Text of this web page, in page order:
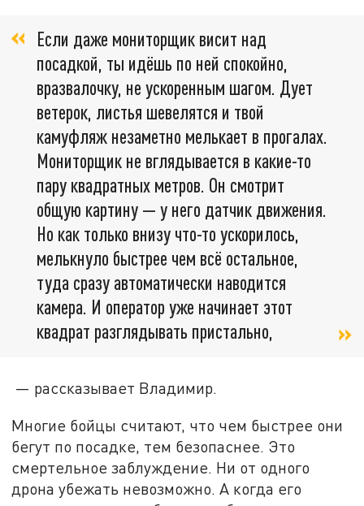
Если даже мониторщик висит над
посадкой, ты идёшь по ней спокойно,
вразвалочку, не ускоренным шагом. Дует
ветерок, листья шевелятся и твой
камуфляж незаметно мелькает в прогалах.
Мониторщик не вглядывается в какие-то
пару квадратных метров. Он смотрит
общую картину — у него датчик движения.
Но как только внизу что-то ускорилось,
мелькнуло быстрее чем всё остальное,
туда сразу автоматически наводится
камера. И оператор уже начинает этот
квадрат разглядывать пристально,
— рассказывает Владимир.
Многие бойцы считают, что чем быстрее они
бегут по посадке, тем безопаснее. Это
смертельное заблуждение. Ни от одного
дрона убежать невозможно. А когда его